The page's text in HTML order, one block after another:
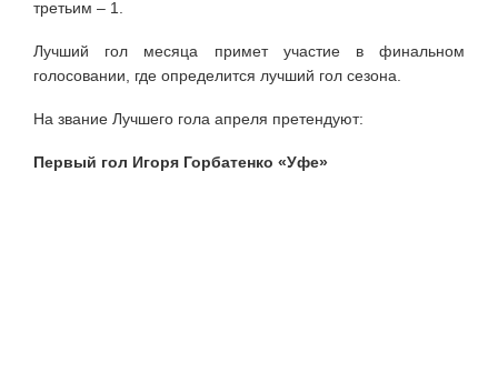
третьим – 1.
Лучший гол месяца примет участие в финальном
голосовании, где определится лучший гол сезона.
На звание Лучшего гола апреля претендуют:
Первый гол Игоря Горбатенко «Уфе»